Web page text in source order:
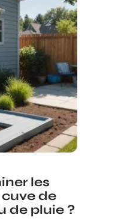
les
de
de pluie ?